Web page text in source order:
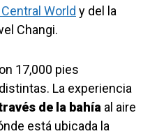
World y del la
Changi.
17,000 pies
La experiencia
de la bahía al aire
está ubicada la